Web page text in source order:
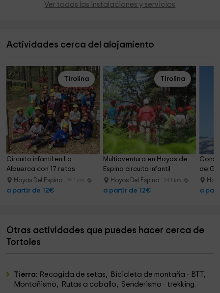
Ver todas las instalaciones y servicios
Actividades cerca del alojamiento
Tirolina
Circuito infantil en La
Albuerca con 17 retos
Hoyos Del Espino 24.1 km
a partir de 12€
Tirolina
Multiaventura en Hoyos de
Espino circuito infantil
Hoyos Del Espino 24.1 km
a partir de 12€
de
a
Otras actividades que puedes hacer cerca de
Tortoles
Tierra: Recogida de setas, Bicicleta de montaña - BTT,
Montañismo, Rutas a caballo, Senderismo - trekking.